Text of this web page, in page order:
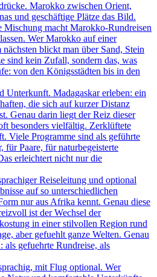
Marokko zwischen Orient,
und geschäftige Plätze das Bild.
Mischung macht Marokko-Rundreisen
Wer Marokko auf einer
blickt man über Sand, Stein
sind kein Zufall, sondern das, was
von den Königsstädten bis in den
Unterkunft. Madagaskar erleben: ein
die sich auf kurzer Distanz
Genau darin liegt der Reiz dieser
besonders vielfältig. Zerklüftete
Viele Programme sind als geführte
für Paare, für naturbegeisterte
erleichtert nicht nur die
Reiseleitung und optional
auf so unterschiedlichen
nur aus Afrika kennt. Genau diese
ist der Wechsel der
in einer stilvollen Region rund
aber gefuehlt ganze Welten. Genau
gefuehrte Rundreise, als
mit Flug optional. Wer